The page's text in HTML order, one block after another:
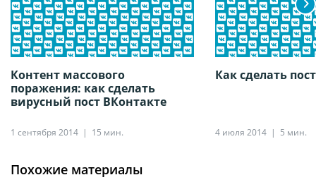
Контент массового
поражения: как сделать
вирусный пост ВКонтакте
1 сентября 2014 15 мин.
Как сделать
4 июля 2014 5 мин.
Похожие материалы